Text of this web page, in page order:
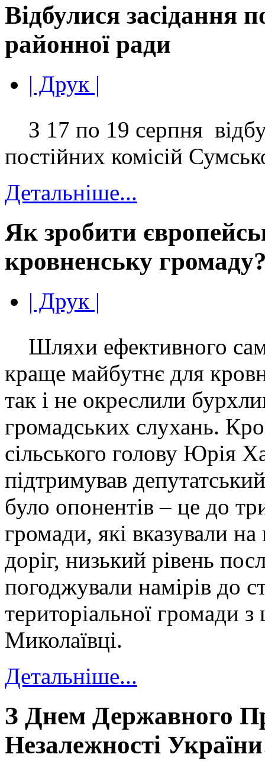
Відбулися засідання
районної ради
| Друк |
З 17 по 19 серпня
постійних комісій
Детальніше...
Як зробити
кровненську
| Друк |
Шляхи ефективного
краще майбутнє для
так і не окреслили
громадських слухань.
сільського голову Юрія
підтримував
було опонентів – це до
громади, які вказували
доріг, низький рівень
погоджували намірів до
територіальної громади
Миколаївці.
Детальніше...
З Днем Державного
Незалежності